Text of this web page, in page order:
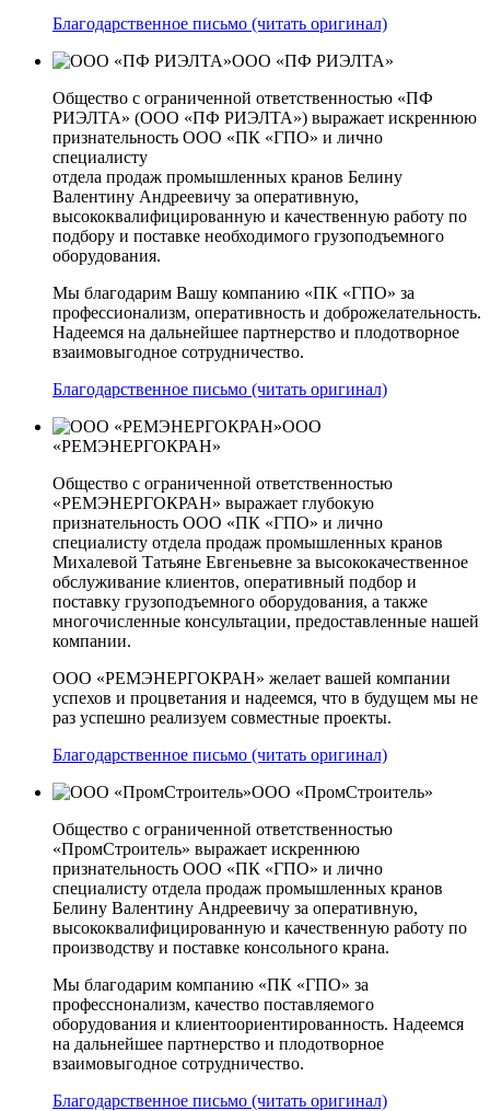
Благодарственное письмо (читать оригинал)
ООО «ПФ РИЭЛТА»
Общество с ограниченной ответственностью «ПФ
РИЭЛТА» (ООО «ПФ РИЭЛТА») выражает искреннюю
признательность ООО «ПК «ГПО» и лично
специалисту
отдела продаж промышленных кранов Белину
Валентину Андреевичу за оперативную,
высококвалифицированную и качественную работу по
подбору и поставке необходимого грузоподъемного
оборудования.
Мы благодарим Вашу компанию «ПК «ГПО» за
профессионализм, оперативность и доброжелательность.
Надеемся на дальнейшее партнерство и плодотворное
взаимовыгодное сотрудничество.
Благодарственное письмо (читать оригинал)
ООО
«РЕМЭНЕРГОКРАН»
Общество с ограниченной ответственностью
«РЕМЭНЕРГОКРАН» выражает глубокую
признательность ООО «ПК «ГПО» и лично
специалисту отдела продаж промышленных кранов
Михалевой Татьяне Евгеньевне за высококачественное
обслуживание клиентов, оперативный подбор и
поставку грузоподъемного оборудования, а также
многочисленные консультации, предоставленные нашей
компании.
ООО «РЕМЭНЕРГОКРАН» желает вашей компании
успехов и процветания и надеемся, что в будущем мы не
раз успешно реализуем совместные проекты.
Благодарственное письмо (читать оригинал)
ООО «ПромСтроитель»
Общество с ограниченной ответственностью
«ПромСтроитель» выражает искреннюю
признательность ООО «ПК «ГПО» и лично
специалисту отдела продаж промышленных кранов
Белину Валентину Андреевичу за оперативную,
высококвалифицированную и качественную работу по
производству и поставке консольного крана.
Мы благодарим компанию «ПК «ГПО» за
професснонализм, качество поставляемого
оборудования и клиентоориентированность. Надеемся
на дальнейшее партнерство и плодотворное
взаимовыгодное сотрудничество.
Благодарственное письмо (читать оригинал)